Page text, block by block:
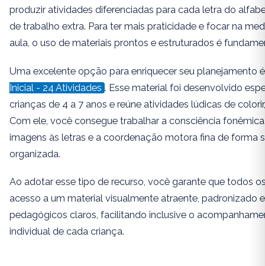
produzir atividades diferenciadas para cada letra do
de trabalho extra. Para ter mais praticidade e focar na
aula, o uso de materiais prontos e estruturados é
Uma excelente opção para enriquecer seu planejamento
Inicial - 24 Atividades . Esse material foi desenvolvido
crianças de 4 a 7 anos e reúne atividades lúdicas de
Com ele, você consegue trabalhar a consciência
imagens às letras e a coordenação motora fina de forma
organizada.
Ao adotar esse tipo de recurso, você garante que todos
acesso a um material visualmente atraente, padronizado
pedagógicos claros, facilitando inclusive o
individual de cada criança.